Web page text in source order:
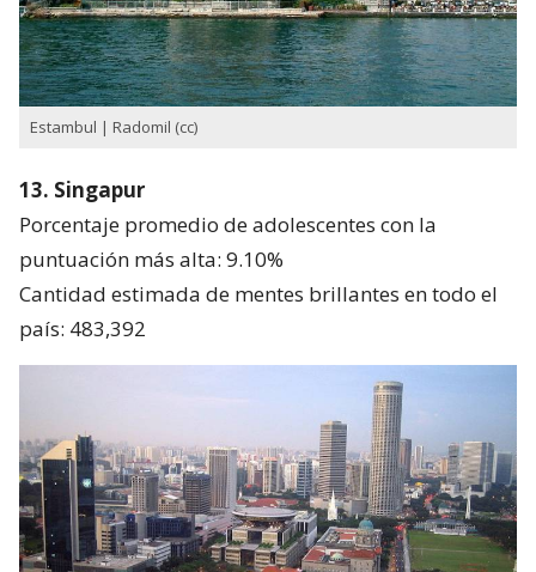
Estambul | Radomil (cc)
13. Singapur
Porcentaje promedio de adolescentes con la
puntuación más alta: 9.10%
Cantidad estimada de mentes brillantes en todo el
país: 483,392